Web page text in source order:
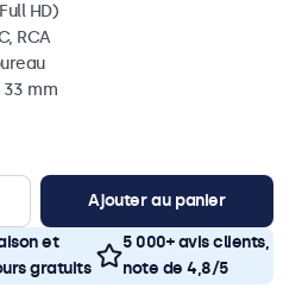
HD)
RCA
33 mm
Ajouter au panier
et
gratuits
5 000+ avis clients,
note de 4,8/5